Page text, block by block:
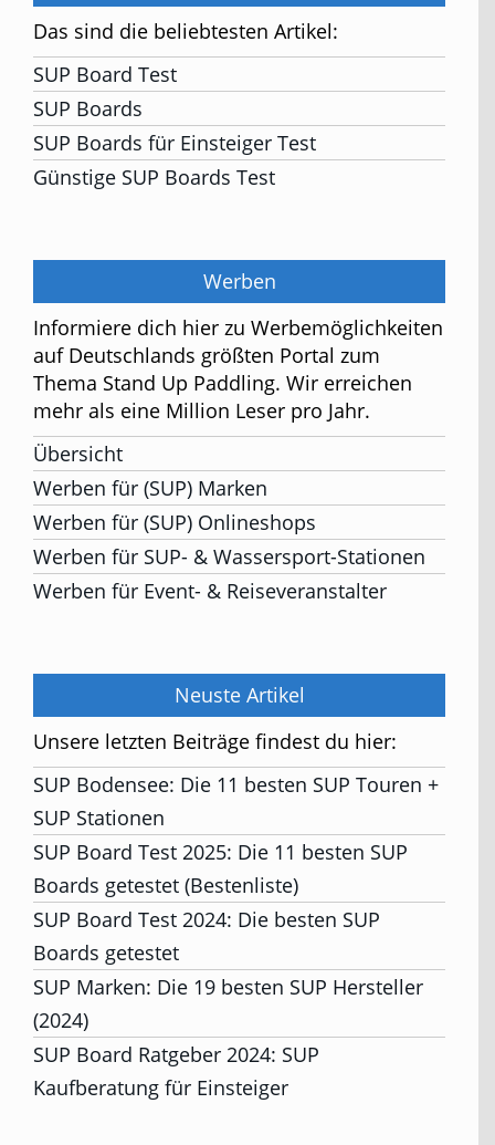
Das sind die beliebtesten Artikel:
SUP Board Test
SUP Boards
SUP Boards für Einsteiger Test
Günstige SUP Boards Test
Werben
Informiere dich hier zu Werbemöglichkeiten
auf Deutschlands größten Portal zum
Thema Stand Up Paddling. Wir erreichen
mehr als eine Million Leser pro Jahr.
Übersicht
Werben für (SUP) Marken
Werben für (SUP) Onlineshops
Werben für SUP- & Wassersport-Stationen
Werben für Event- & Reiseveranstalter
Neuste Artikel
Unsere letzten Beiträge findest du hier:
SUP Bodensee: Die 11 besten SUP Touren +
SUP Stationen
SUP Board Test 2025: Die 11 besten SUP
Boards getestet (Bestenliste)
SUP Board Test 2024: Die besten SUP
Boards getestet
SUP Marken: Die 19 besten SUP Hersteller
(2024)
SUP Board Ratgeber 2024: SUP
Kaufberatung für Einsteiger